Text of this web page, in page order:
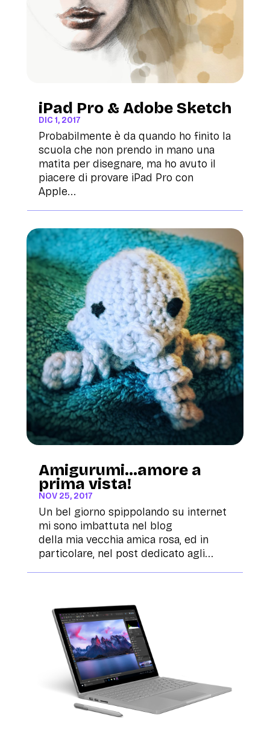
iPad Pro & Adobe Sketch
DIC 1, 2017
Probabilmente è da quando ho finito la
scuola che non prendo in mano una
matita per disegnare, ma ho avuto il
piacere di provare iPad Pro con
Apple...
Amigurumi…amore a
prima vista!
NOV 25, 2017
Un bel giorno spippolando su internet
mi sono imbattuta nel blog
della mia vecchia amica rosa, ed in
particolare, nel post dedicato agli...